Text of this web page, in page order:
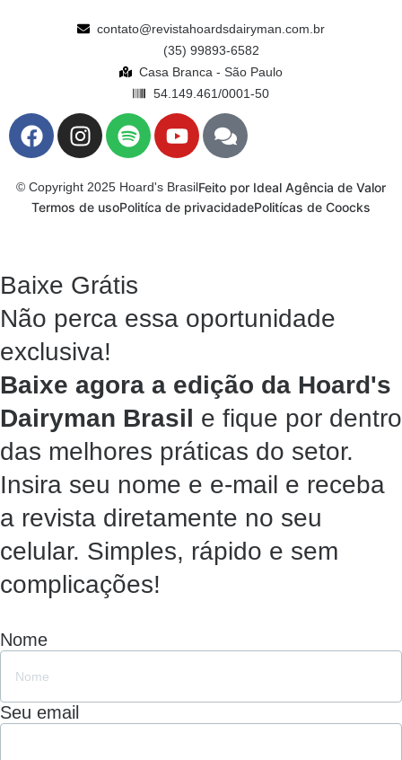
contato@revistahoardsdairyman.com.br
(35) 99893-6582
Casa Branca - São Paulo
54.149.461/0001-50
© Copyright 2025 Hoard's BrasilFeito por Ideal Agência de Valor
Termos de usoPolitíca de privacidadePolitícas de Coocks
Baixe Grátis
Não perca essa oportunidade
exclusiva!
Baixe agora a edição da Hoard's
Dairyman Brasil e fique por dentro
das melhores práticas do setor.
Insira seu nome e e-mail e receba
a revista diretamente no seu
celular. Simples, rápido e sem
complicações!
Nome
Seu email